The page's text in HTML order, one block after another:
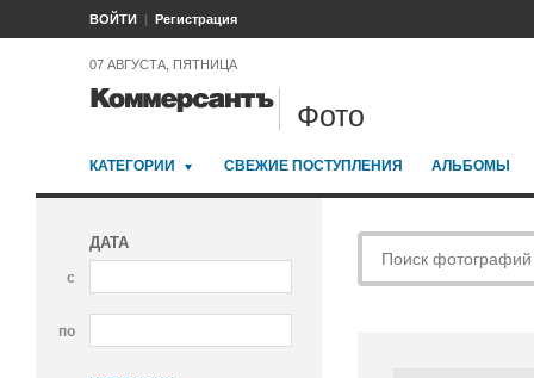
ВОЙТИ Регистрация
07 АВГУСТА, ПЯТНИЦА
Фото
КАТЕГОРИИ СВЕЖИЕ ПОСТУПЛЕНИЯ АЛЬБОМЫ
ДАТА
с
по